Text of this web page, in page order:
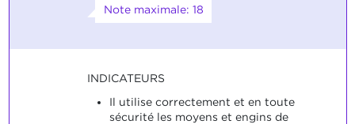
Note maximale: 18
INDICATEURS
Il utilise correctement et en toute
sécurité les moyens et engins de